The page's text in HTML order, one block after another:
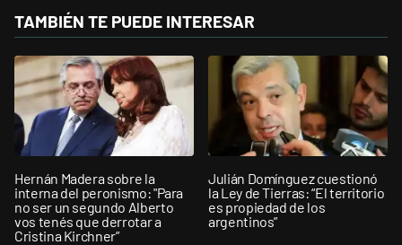
TAMBIÉN TE PUEDE INTERESAR
Hernán Madera sobre la
interna del peronismo: "Para
no ser un segundo Alberto
vos tenés que derrotar a
Cristina Kirchner”
Julián Domínguez cuestionó
la Ley de Tierras: “El territorio
es propiedad de los
argentinos”